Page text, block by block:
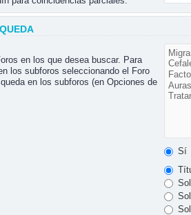
en los que desea buscar. Para
los subforos seleccionando el Foro
en los subforos (en Opciones de
Sí